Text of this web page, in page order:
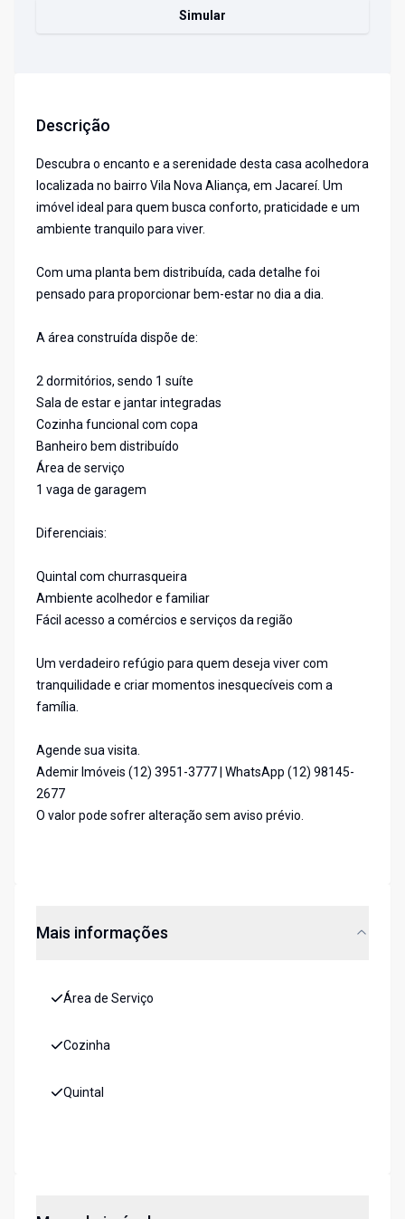
Simular
Descrição
Descubra o encanto e a serenidade desta casa acolhedora
localizada no bairro Vila Nova Aliança, em Jacareí. Um
imóvel ideal para quem busca conforto, praticidade e um
ambiente tranquilo para viver.
Com uma planta bem distribuída, cada detalhe foi
pensado para proporcionar bem-estar no dia a dia.
A área construída dispõe de:
2 dormitórios, sendo 1 suíte
Sala de estar e jantar integradas
Cozinha funcional com copa
Banheiro bem distribuído
Área de serviço
1 vaga de garagem
Diferenciais:
Quintal com churrasqueira
Ambiente acolhedor e familiar
Fácil acesso a comércios e serviços da região
Um verdadeiro refúgio para quem deseja viver com
tranquilidade e criar momentos inesquecíveis com a
família.
Agende sua visita.
Ademir Imóveis (12) 3951-3777 | WhatsApp (12) 98145-
2677
O valor pode sofrer alteração sem aviso prévio.
Mais informações
Área de Serviço
Cozinha
Quintal